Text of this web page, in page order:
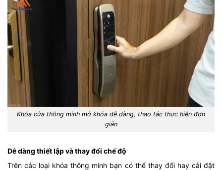
Khóa cửa thông minh mở khóa dễ dàng, thao tác thực hiện đơn
giản
Dễ dàng thiết lập và thay đổi chế độ
Trên các loại khóa thông minh bạn có thể thay đổi hay cài đặt